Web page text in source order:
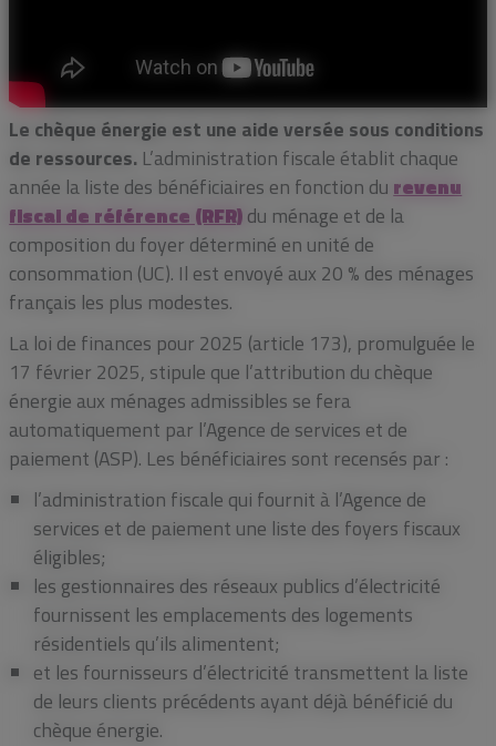
Le chèque énergie est une aide versée sous conditions
de ressources. L’administration fiscale établit chaque
année la liste des bénéficiaires en fonction du revenu
fiscal de référence (RFR)du ménage et de la
composition du foyer déterminé en unité de
consommation (UC). Il est envoyé aux 20 % des ménages
français les plus modestes.
La loi de finances pour 2025 (article 173), promulguée le
17 février 2025, stipule que l’attribution du chèque
énergie aux ménages admissibles se fera
automatiquement par l’Agence de services et de
paiement (ASP). Les bénéficiaires sont recensés par :
l’administration fiscale qui fournit à l’Agence de
services et de paiement une liste des foyers fiscaux
éligibles;
les gestionnaires des réseaux publics d’électricité
fournissent les emplacements des logements
résidentiels qu’ils alimentent;
et les fournisseurs d’électricité transmettent la liste
de leurs clients précédents ayant déjà bénéficié du
chèque énergie.